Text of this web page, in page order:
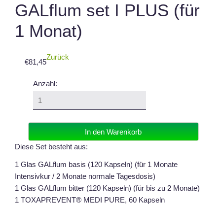
GALflum set I PLUS (für
1 Monat)
€81,45
Anzahl:
Diese Set besteht aus:
1 Glas GALflum basis (120 Kapseln) (für 1 Monate
Intensivkur / 2 Monate normale Tagesdosis)
1 Glas GALflum bitter (120 Kapseln) (für bis zu 2 Monate)
1 TOXAPREVENT® MEDI PURE, 60 Kapseln
Zurück